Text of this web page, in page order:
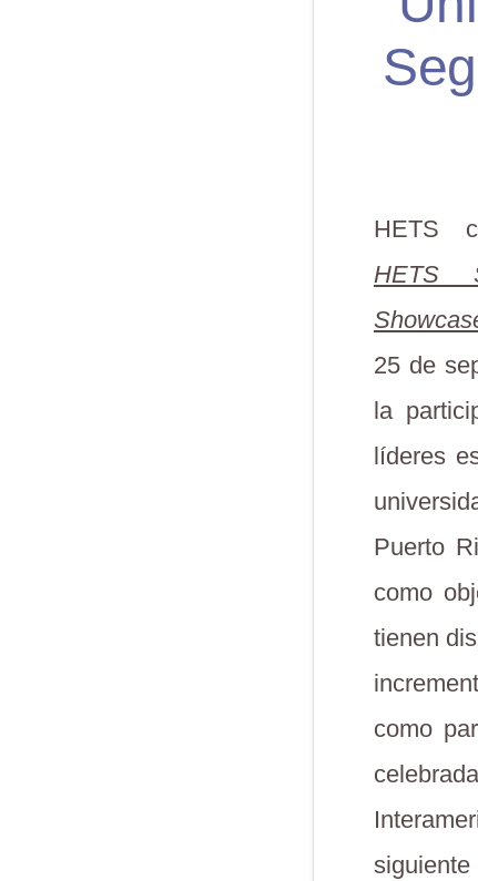
HETS
HETS
25 de
la
líderes
Puerto
como
tienen
como
siguiente